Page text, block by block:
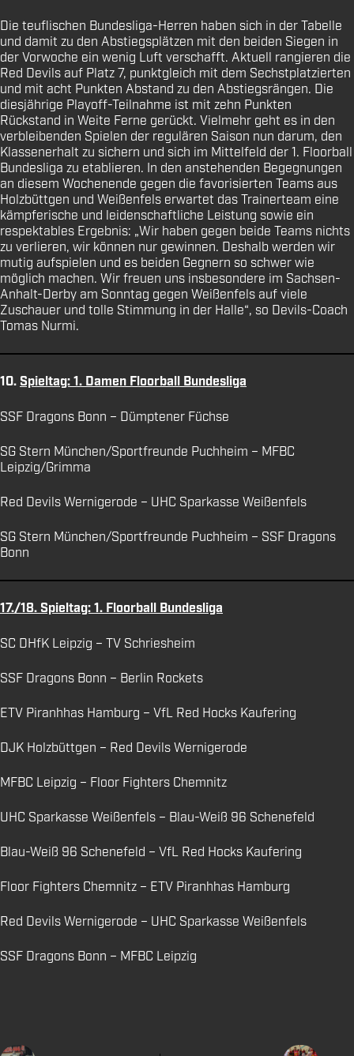
Die teuflischen Bundesliga-Herren haben sich in der Tabelle
und damit zu den Abstiegsplätzen mit den beiden Siegen in
der Vorwoche ein wenig Luft verschafft. Aktuell rangieren die
Red Devils auf Platz 7, punktgleich mit dem Sechstplatzierten
und mit acht Punkten Abstand zu den Abstiegsrängen. Die
diesjährige Playoff-Teilnahme ist mit zehn Punkten
Rückstand in Weite Ferne gerückt. Vielmehr geht es in den
verbleibenden Spielen der regulären Saison nun darum, den
Klassenerhalt zu sichern und sich im Mittelfeld der 1. Floorball
Bundesliga zu etablieren. In den anstehenden Begegnungen
an diesem Wochenende gegen die favorisierten Teams aus
Holzbüttgen und Weißenfels erwartet das Trainerteam eine
kämpferische und leidenschaftliche Leistung sowie ein
respektables Ergebnis: „Wir haben gegen beide Teams nichts
zu verlieren, wir können nur gewinnen. Deshalb werden wir
mutig aufspielen und es beiden Gegnern so schwer wie
möglich machen. Wir freuen uns insbesondere im Sachsen-
Anhalt-Derby am Sonntag gegen Weißenfels auf viele
Zuschauer und tolle Stimmung in der Halle“, so Devils-Coach
Tomas Nurmi.
10. Spieltag: 1. Damen Floorball Bundesliga
SSF Dragons Bonn – Dümptener Füchse
SG Stern München/Sportfreunde Puchheim – MFBC
Leipzig/Grimma
Red Devils Wernigerode – UHC Sparkasse Weißenfels
SG Stern München/Sportfreunde Puchheim – SSF Dragons
Bonn
17./18. Spieltag: 1. Floorball Bundesliga
SC DHfK Leipzig – TV Schriesheim
SSF Dragons Bonn – Berlin Rockets
ETV Piranhhas Hamburg – VfL Red Hocks Kaufering
DJK Holzbüttgen – Red Devils Wernigerode
MFBC Leipzig – Floor Fighters Chemnitz
UHC Sparkasse Weißenfels – Blau-Weiß 96 Schenefeld
Blau-Weiß 96 Schenefeld – VfL Red Hocks Kaufering
Floor Fighters Chemnitz – ETV Piranhhas Hamburg
Red Devils Wernigerode – UHC Sparkasse Weißenfels
SSF Dragons Bonn – MFBC Leipzig